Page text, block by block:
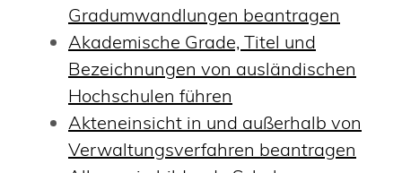
Gradumwandlungen beantragen
Akademische Grade, Titel und
Bezeichnungen von ausländischen
Hochschulen führen
Akteneinsicht in und außerhalb von
Verwaltungsverfahren beantragen